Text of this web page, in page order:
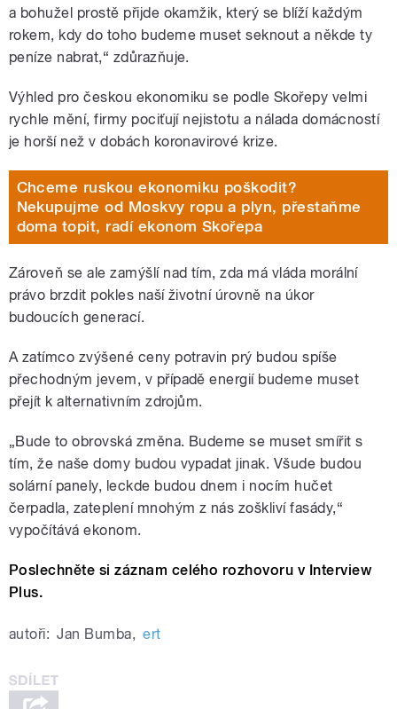
a bohužel prostě přijde okamžik, který se blíží každým
rokem, kdy do toho budeme muset seknout a někde ty
peníze nabrat,“ zdůrazňuje.
Výhled pro českou ekonomiku se podle Skořepy velmi
rychle mění, firmy pociťují nejistotu a nálada domácností
je horší než v dobách koronavirové krize.
Chceme ruskou ekonomiku poškodit?
Nekupujme od Moskvy ropu a plyn, přestaňme
doma topit, radí ekonom Skořepa
Zároveň se ale zamýšlí nad tím, zda má vláda morální
právo brzdit pokles naší životní úrovně na úkor
budoucích generací.
A zatímco zvýšené ceny potravin prý budou spíše
přechodným jevem, v případě energií budeme muset
přejít k alternativním zdrojům.
„Bude to obrovská změna. Budeme se muset smířit s
tím, že naše domy budou vypadat jinak. Všude budou
solární panely, leckde budou dnem i nocím hučet
čerpadla, zateplení mnohým z nás zoškliví fasády,“
vypočítává ekonom.
Poslechněte si záznam celého rozhovoru v Interview
Plus.
autoři: Jan Bumba, ert